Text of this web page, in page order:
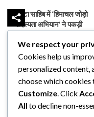
पांवटा साहिब में ‘हिमाचल जोड़ो
सदस्यता अभियान’ ने पकड़ी
की अपील
zeetsamachar1
August 5, 2026
0
FLASH
पंजाब लुधियाना
नक्शा भी आया सामने” |
ब्लॉक-37 में 2000 गज की
We respect your
Cookies help us
personalized content,
choose which
Customize . Click
All to decline non-